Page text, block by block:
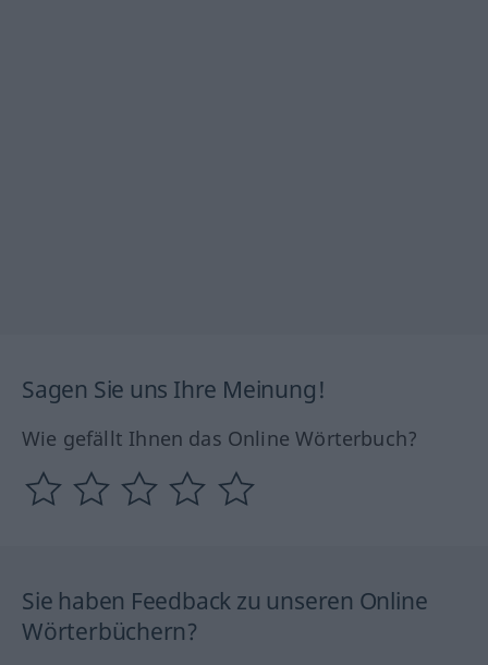
Sagen Sie uns Ihre Meinung!
Wie gefällt Ihnen das Online Wörterbuch?
Sie haben Feedback zu unseren Online
Wörterbüchern?